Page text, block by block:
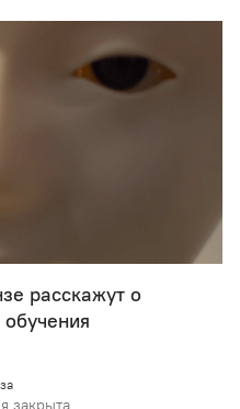
расскажут о
закрыта